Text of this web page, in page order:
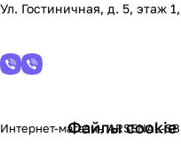
Ул. Гостиничная, д. 5, этаж
Интернет-магазин ARSENAL-
Файлы cookie